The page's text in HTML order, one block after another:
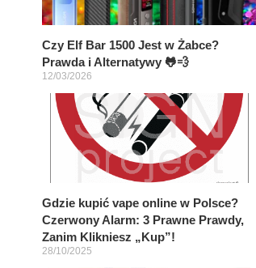
Czy Elf Bar 1500 Jest w Żabce?
Prawda i Alternatywy 🐸💨
12/03/2026
Gdzie kupić vape online w Polsce?
Czerwony Alarm: 3 Prawne Prawdy,
Zanim Klikniesz „Kup”!
28/10/2025